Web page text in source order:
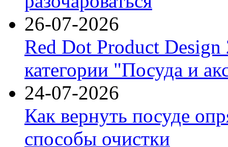
26-07-2026
Red Dot Product Design
категории "Посуда и
24-07-2026
Как вернуть посуде
способы очистки